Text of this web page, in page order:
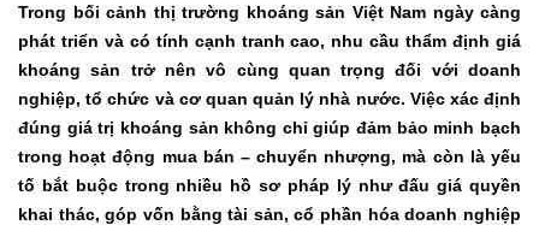
Trong bối cảnh thị trường khoáng sản Việt Nam ngày càng
phát triển và có tính cạnh tranh cao, nhu cầu thẩm định giá
khoáng sản trở nên vô cùng quan trọng đối với doanh
nghiệp, tổ chức và cơ quan quản lý nhà nước. Việc xác định
đúng giá trị khoáng sản không chỉ giúp đảm bảo minh bạch
trong hoạt động mua bán – chuyển nhượng, mà còn là yếu
tố bắt buộc trong nhiều hồ sơ pháp lý như đấu giá quyền
khai thác, góp vốn bằng tài sản, cổ phần hóa doanh nghiệp